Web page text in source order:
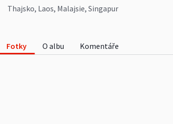
Thajsko, Laos, Malajsie, Singapur
Fotky O albu Komentáře